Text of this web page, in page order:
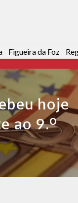
Figueira da Foz
hoje
ao 9.º